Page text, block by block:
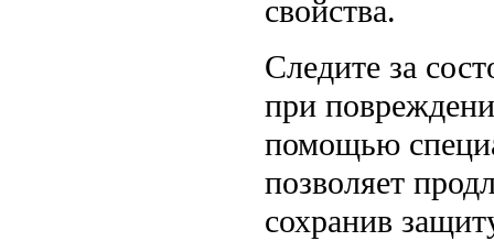
свойства.
Следите за
при
помощью
позволяет
сохранив